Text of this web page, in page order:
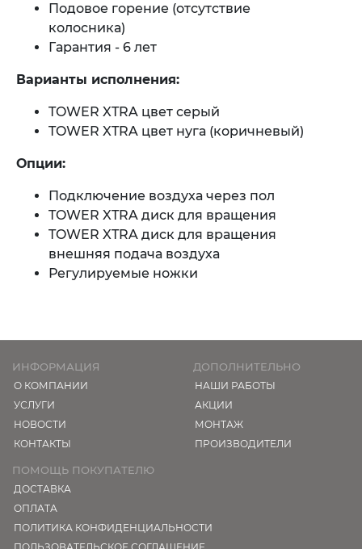
Подовое горение (отсутствие
колосника)
Гарантия - 6 лет
Варианты исполнения:
TOWER XTRA цвет серый
TOWER XTRA цвет нуга (коричневый)
Опции:
Подключение воздуха через пол
TOWER XTRA диск для вращения
TOWER XTRA диск для вращения
внешняя подача воздуха
Регулируемые ножки
ИНФОРМАЦИЯ
О КОМПАНИИ
УСЛУГИ
НОВОСТИ
КОНТАКТЫ
ДОПОЛНИТЕЛЬНО
НАШИ РАБОТЫ
АКЦИИ
МОНТАЖ
ПРОИЗВОДИТЕЛИ
ПОМОЩЬ ПОКУПАТЕЛЮ
ДОСТАВКА
ОПЛАТА
ПОЛИТИКА КОНФИДЕНЦИАЛЬНОСТИ